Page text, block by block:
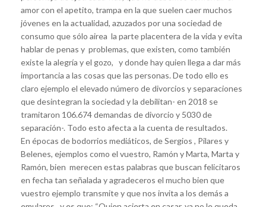
amor con el apetito, trampa en la que suelen caer muchos
jóvenes en la actualidad, azuzados por una sociedad de
consumo que sólo airea la parte placentera de la vida y evita
hablar de penas y problemas, que existen, como también
existe la alegría y el gozo, y donde hay quien llega a dar más
importancia a las cosas que las personas. De todo ello es
claro ejemplo el elevado número de divorcios y separaciones
que desintegran la sociedad y la debilitan- en 2018 se
tramitaron 106.674 demandas de divorcio y 5030 de
separación-. Todo esto afecta a la cuenta de resultados.
En épocas de bodorrios mediáticos, de Sergios , Pilares y
Belenes, ejemplos como el vuestro, Ramón y Marta, Marta y
Ramón, bien merecen estas palabras que buscan felicitaros
en fecha tan señalada y agradeceros el mucho bien que
vuestro ejemplo transmite y que nos invita a los demás a